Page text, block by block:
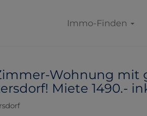
Immo-Finden
Wohnung mit
Miete 1490.-